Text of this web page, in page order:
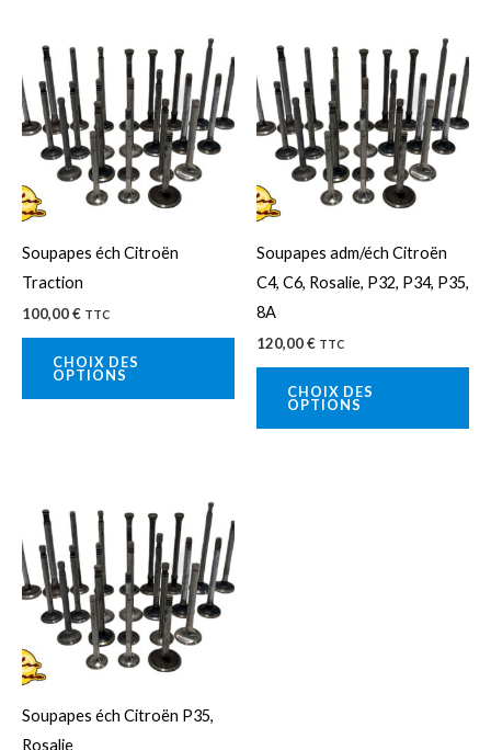
Soupapes éch Citroën
Traction
100,00€ TTC
CHOIX DES
OPTIONS
produit
a
plusieurs
variations.
options
être
choisies
Soupapes adm/éch Citroën
C4, C6, Rosalie, P32, P34, P35,
8A
120,00€ TTC
CHOIX DES
OPTIONS
a
Soupapes éch Citroën P35,
Rosalie
produit
a